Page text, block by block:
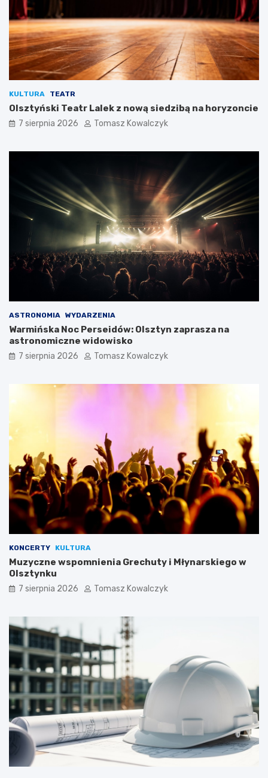
KULTURA TEATR
Olsztyński Teatr Lalek z nową siedzibą na horyzoncie
7 sierpnia 2026 Tomasz Kowalczyk
ASTRONOMIA WYDARZENIA
Warmińska Noc Perseidów: Olsztyn zaprasza na
astronomiczne widowisko
7 sierpnia 2026 Tomasz Kowalczyk
KONCERTY KULTURA
Muzyczne wspomnienia Grechuty i Młynarskiego w
Olsztynku
7 sierpnia 2026 Tomasz Kowalczyk